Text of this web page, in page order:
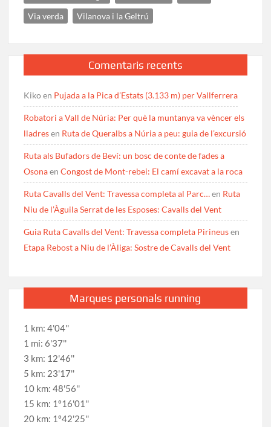
Via verda
Vilanova i la Geltrú
Comentaris recents
Kikoen Pujada a la Pica d’Estats (3.133 m) per Vallferrera
Robatori a Vall de Núria: Per què la muntanya va vèncer els
lladresen Ruta de Queralbs a Núria a peu: guia de l’excursió
Ruta als Bufadors de Beví: un bosc de conte de fades a
OsonaenCongost de Mont-rebei: El camí excavat a la roca
Ruta Cavalls del Vent: Travessa completa al Parc…en Ruta
Niu de l’Àguila Serrat de les Esposes: Cavalls del Vent
Guia Ruta Cavalls del Vent: Travessa completa Pirineusen
Etapa Rebost a Niu de l’Àliga: Sostre de Cavalls del Vent
Marques personals running
1 km: 4'04''
1 mi: 6'37''
3 km: 12'46''
5 km: 23'17''
10 km: 48'56''
15 km: 1º16'01''
20 km: 1º42'25''